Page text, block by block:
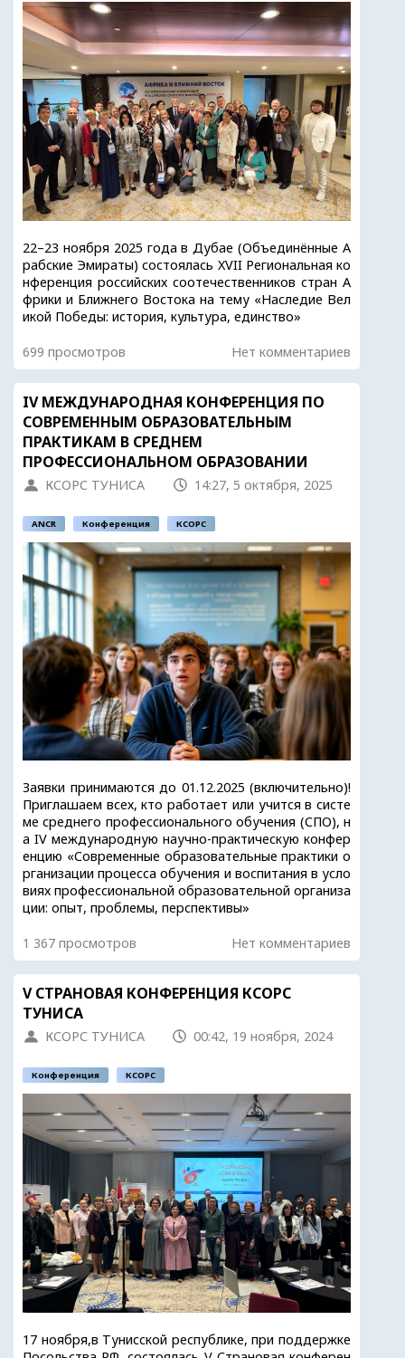
22–23 ноября 2025 года в Дубае (Объединённые А
рабские Эмираты) состоялась XVII Региональная ко
нференция российских соотечественников стран А
фрики и Ближнего Востока на тему «Наследие Вел
икой Победы: история, культура, единство»
699 просмотров Нет комментариев
IV МЕЖДУНАРОДНАЯ КОНФЕРЕНЦИЯ ПО
СОВРЕМЕННЫМ ОБРАЗОВАТЕЛЬНЫМ
ПРАКТИКАМ В СРЕДНЕМ
ПРОФЕССИОНАЛЬНОМ ОБРАЗОВАНИИ
КСОРС ТУНИСА 14:27, 5 октября, 2025
ANCR Конференция КСОРС
Заявки принимаются до 01.12.2025 (включительно)!
Приглашаем всех, кто работает или учится в систе
ме среднего профессионального обучения (СПО), н
а IV международную научно-практическую конфер
енцию «Современные образовательные практики о
рганизации процесса обучения и воспитания в усло
виях профессиональной образовательной организа
ции: опыт, проблемы, перспективы»
1 367 просмотров Нет комментариев
V СТРАНОВАЯ КОНФЕРЕНЦИЯ КСОРС
ТУНИСА
КСОРС ТУНИСА 00:42, 19 ноября, 2024
Конференция КСОРС
17 ноября,в Тунисской республике, при поддержке